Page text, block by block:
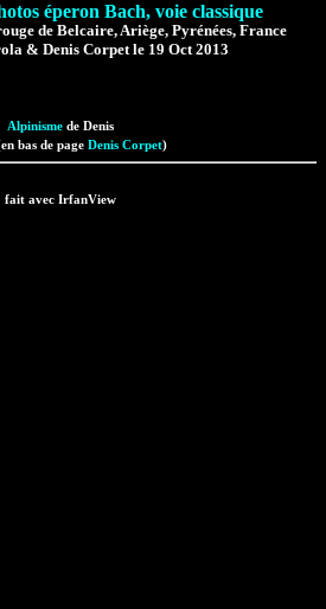
éperon Bach, voie classique
de Belcaire, Ariège, Pyrénées, France
& Denis Corpet le 19 Oct 2013
Alpinisme de Denis
bas de page Denis Corpet)
fait avec IrfanView